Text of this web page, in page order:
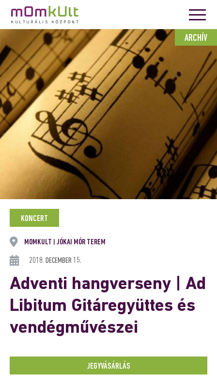
ARCHÍV
KONCERT
MOMKULT JÓKAI MÓR TEREM
2018. DECEMBER 15.
Adventi hangverseny | Ad
Libitum Gitáregyüttes és
vendégművészei
JEGYVÁSÁRLÁS